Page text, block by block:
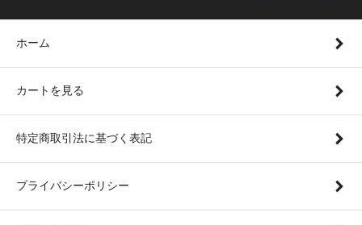
ホーム
カートを見る
特定商取引法に基づく表記
プライバシーポリシー